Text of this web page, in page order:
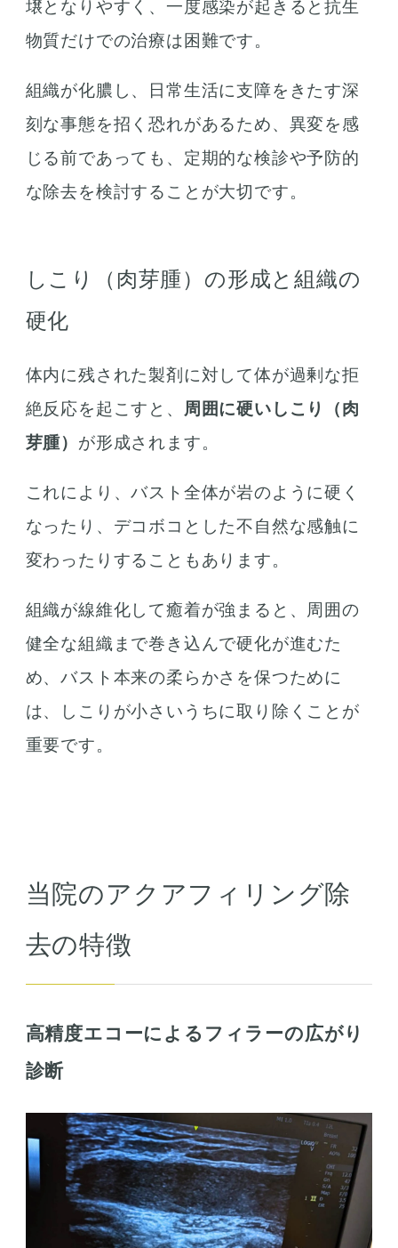
壌となりやすく、一度感染が起きると抗生
物質だけでの治療は困難です。
組織が化膿し、日常生活に支障をきたす深
刻な事態を招く恐れがあるため、異変を感
じる前であっても、定期的な検診や予防的
な除去を検討することが大切です。
しこり（肉芽腫）の形成と組織の
硬化
体内に残された製剤に対して体が過剰な拒
絶反応を起こすと、
周囲に硬いしこり（肉
芽腫） が形成されます。
これにより、バスト全体が岩のように硬く
なったり、デコボコとした不自然な感触に
変わったりすることもあります。
組織が線維化して癒着が強まると、周囲の
健全な組織まで巻き込んで硬化が進むた
め、バスト本来の柔らかさを保つために
は、しこりが小さいうちに取り除くことが
重要です。
当院のアクアフィリング除
去の特徴
高精度エコーによるフィラーの広がり
診断